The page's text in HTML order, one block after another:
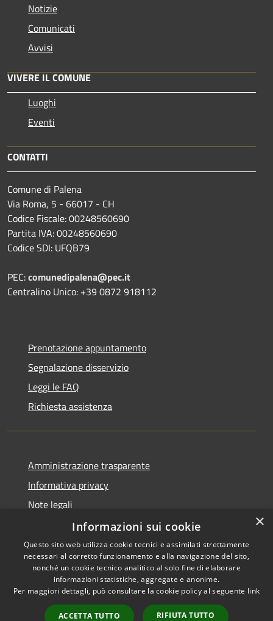
Notizie
Comunicati
Avvisi
VIVERE IL COMUNE
Luoghi
Eventi
CONTATTI
Comune di Palena
Via Roma, 5 - 66017 - CH
Codice Fiscale: 00248560690
Partita IVA: 00248560690
Codice SDI: UFQB79
PEC:comunedipalena@pec.it
Centralino Unico: +39 0872 918112
Prenotazione appuntamento
Segnalazione disservizio
Leggi le FAQ
Richiesta assistenza
Amministrazione trasparente
Informativa privacy
Note legali
Dichiarazione di accessibilità
RSS
Accessibilità
Copyright © 2026 • Comune di
Palena • Powered by
Municipium• Accesso
×
Informazioni sui cookie
Questo sito web utilizza cookie tecnici e assimilati strettamente
necessari al corretto funzionamento e alla navigazione del sito,
nonché un cookie tecnico analitico al solo fine di elaborare
informazioni statistiche, aggregate e anonime.
Per maggiori dettagli, può consultare la cookie policy al seguente link
ACCETTA TUTTO RIFIUTA TUTTO